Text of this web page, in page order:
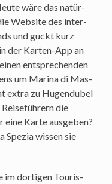
wäre das natür­
Web­site des inter­
und guckt kurz
der Kar­ten-App an
ent­spre­chen­den
um Mari­na di Mas­
extra zu Hugen­du­bel
die
eine Kar­te aus­ge­ben?
Spe­zia wis­sen sie
im dor­ti­gen Tou­ris­